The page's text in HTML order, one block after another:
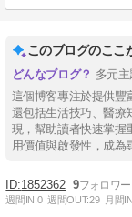
このブログのここ
多元
這個博客專注於提供豐
還包括生活技巧、醫療
現，幫助讀者快速掌握
用價值與啟發性，成為
1852362 9
週間IN:0 週間OUT:29 月間